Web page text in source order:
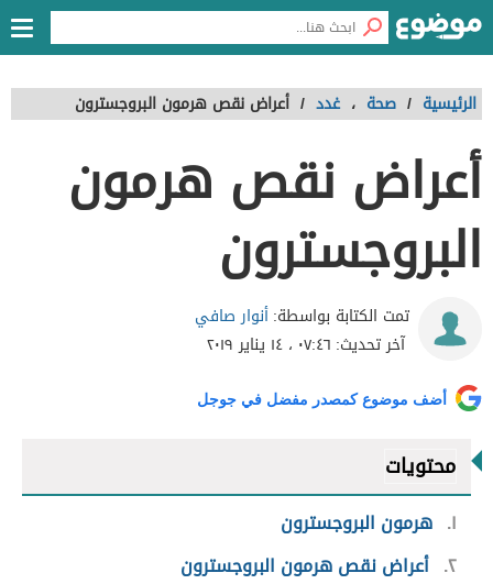
الرئيسية / صحة ، غدد / أعراض نقص هرمون البروجسترون
أعراض نقص هرمون
البروجسترون
تمت الكتابة بواسطة:أنوار صافي
آخر تحديث: ٠٧:٤٦ ، ١٤ يناير ٢٠١٩
أضف موضوع كمصدر مفضل في جوجل
محتويات
١ هرمون البروجسترون
٢ أعراض نقص هرمون البروجسترون